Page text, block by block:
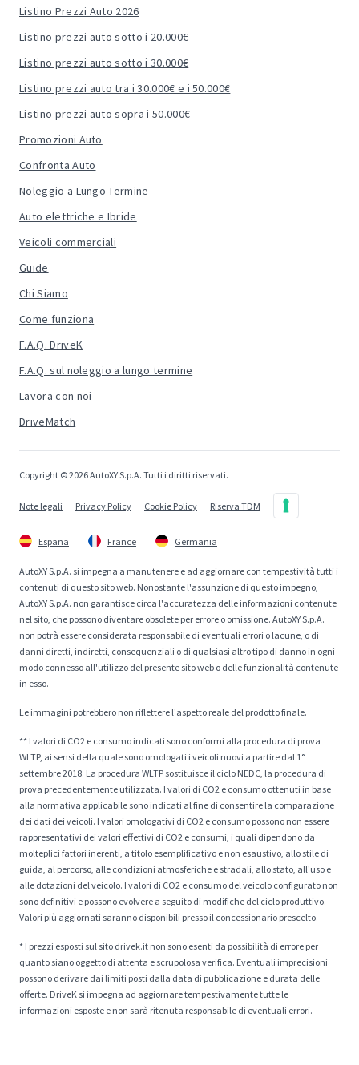
Listino Prezzi Auto 2026
Listino prezzi auto sotto i 20.000€
Listino prezzi auto sotto i 30.000€
Listino prezzi auto tra i 30.000€ e i 50.000€
Listino prezzi auto sopra i 50.000€
Promozioni Auto
Confronta Auto
Noleggio a Lungo Termine
Auto elettriche e Ibride
Veicoli commerciali
Guide
Chi Siamo
Come funziona
F.A.Q. DriveK
F.A.Q. sul noleggio a lungo termine
Lavora con noi
DriveMatch
Copyright © 2026 AutoXY S.p.A. Tutti i diritti riservati.
Note legali Privacy Policy Cookie Policy Riserva TDM
España France Germania
AutoXY S.p.A. si impegna a manutenere e ad aggiornare con tempestività tutti i
contenuti di questo sito web. Nonostante l'assunzione di questo impegno,
AutoXY S.p.A. non garantisce circa l'accuratezza delle informazioni contenute
nel sito, che possono diventare obsolete per errore o omissione. AutoXY S.p.A.
non potrà essere considerata responsabile di eventuali errori o lacune, o di
danni diretti, indiretti, consequenziali o di qualsiasi altro tipo di danno in ogni
modo connesso all'utilizzo del presente sito web o delle funzionalità contenute
in esso.
Le immagini potrebbero non riflettere l'aspetto reale del prodotto finale.
** I valori di CO2 e consumo indicati sono conformi alla procedura di prova
WLTP, ai sensi della quale sono omologati i veicoli nuovi a partire dal 1°
settembre 2018. La procedura WLTP sostituisce il ciclo NEDC, la procedura di
prova precedentemente utilizzata. I valori di CO2 e consumo ottenuti in base
alla normativa applicabile sono indicati al fine di consentire la comparazione
dei dati dei veicoli. I valori omologativi di CO2 e consumo possono non essere
rappresentativi dei valori effettivi di CO2 e consumi, i quali dipendono da
molteplici fattori inerenti, a titolo esemplificativo e non esaustivo, allo stile di
guida, al percorso, alle condizioni atmosferiche e stradali, allo stato, all'uso e
alle dotazioni del veicolo. I valori di CO2 e consumo del veicolo configurato non
sono definitivi e possono evolvere a seguito di modifiche del ciclo produttivo.
Valori più aggiornati saranno disponibili presso il concessionario prescelto.
* I prezzi esposti sul sito drivek.it non sono esenti da possibilità di errore per
quanto siano oggetto di attenta e scrupolosa verifica. Eventuali imprecisioni
possono derivare dai limiti posti dalla data di pubblicazione e durata delle
offerte. DriveK si impegna ad aggiornare tempestivamente tutte le
informazioni esposte e non sarà ritenuta responsabile di eventuali errori.